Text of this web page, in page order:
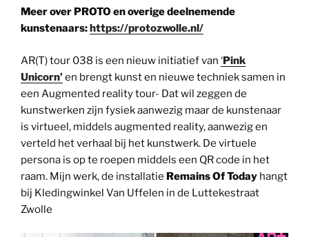
Meer over PROTO en overige deelnemende
kunstenaars: https://protozwolle.nl/
AR(T) tour 038 is een nieuw initiatief van ‘Pink
Unicorn’en brengt kunst en nieuwe techniek samen in
een Augmented reality tour- Dat wil zeggen de
kunstwerken zijn fysiek aanwezig maar de kunstenaar
is virtueel, middels augmented reality, aanwezig en
verteld het verhaal bij het kunstwerk. De virtuele
persona is op te roepen middels een QR code in het
raam. Mijn werk, de installatie Remains Of Today hangt
bij Kledingwinkel Van Uffelen in de Luttekestraat
Zwolle